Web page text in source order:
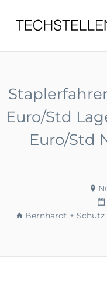
Euro/Std
Euro/Std
Bernhardt +